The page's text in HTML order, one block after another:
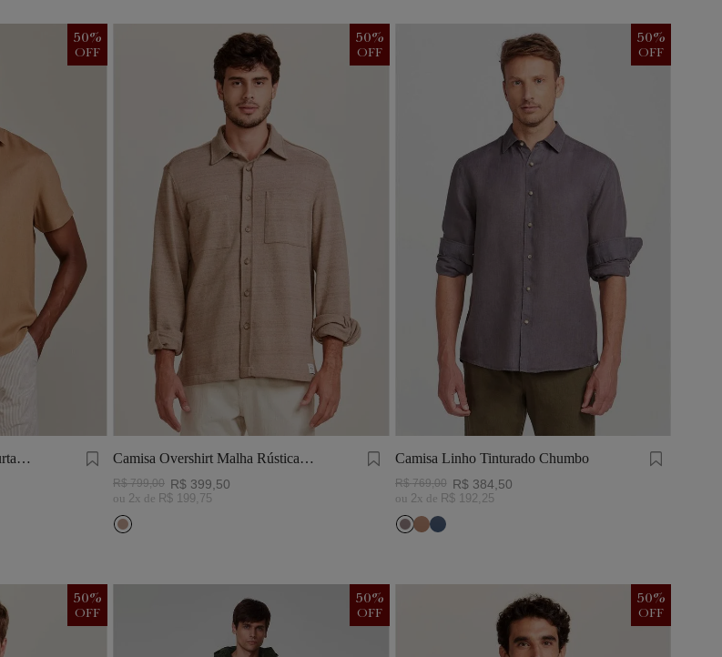
50%
OFF
Camisa Overshirt Malha Rústica
Khaki
50%
OFF
R$ 799,00 R$ 399 50
ou 2x de R$ 199 75
Camisa Linho Tinturado Chumbo
50%
OFF
R$ 769,00 R$ 384 50
ou 2x de R$ 192 25
50%
OFF
50%
OFF
50%
OFF